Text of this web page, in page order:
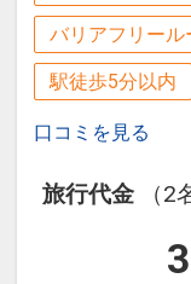
バリアフリール
駅徒歩5分以内
口コミを見る
旅行代金
（